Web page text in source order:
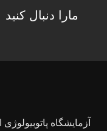
مارا دنبال کنید
آزمایشگاه